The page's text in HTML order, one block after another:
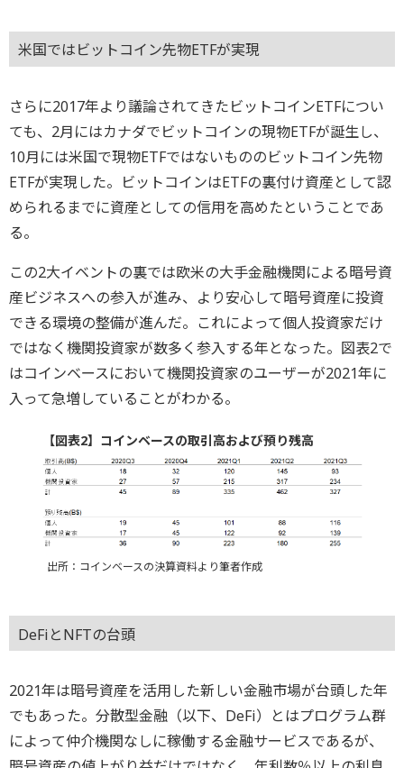
米国ではビットコイン先物ETFが実現
さらに2017年より議論されてきたビットコインETFについ
ても、2月にはカナダでビットコインの現物ETFが誕生し、
10月には米国で現物ETFではないもののビットコイン先物
ETFが実現した。ビットコインはETFの裏付け資産として認
められるまでに資産としての信用を高めたということであ
る。
この2大イベントの裏では欧米の大手金融機関による暗号資
産ビジネスへの参入が進み、より安心して暗号資産に投資
できる環境の整備が進んだ。これによって個人投資家だけ
ではなく機関投資家が数多く参入する年となった。図表2で
はコインベースにおいて機関投資家のユーザーが2021年に
入って急増していることがわかる。
【図表2】コインベースの取引高および預り残高
出所：コインベースの決算資料より筆者作成
DeFiとNFTの台頭
2021年は暗号資産を活用した新しい金融市場が台頭した年
でもあった。分散型金融（以下、DeFi）とはプログラム群
によって仲介機関なしに稼働する金融サービスであるが、